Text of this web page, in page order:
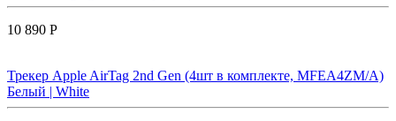
10 890 Р
Трекер Apple AirTag 2nd Gen (4шт в комплекте, MFEA4ZM/A)
Белый | White